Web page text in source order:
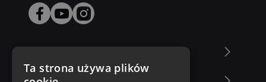
Ta strona używa plików